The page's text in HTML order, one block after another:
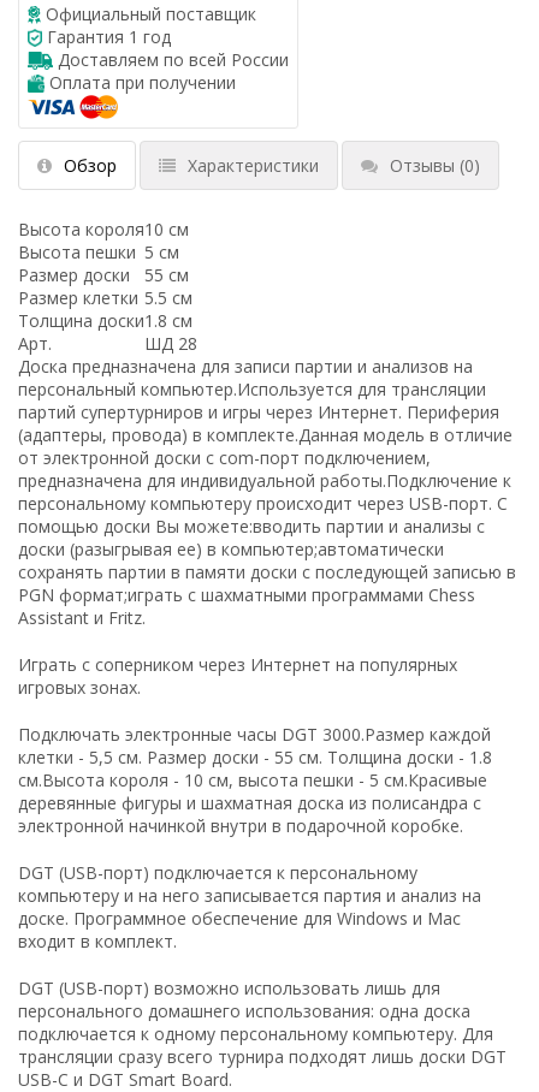
Официальный поставщик
Гарантия 1 год
Доставляем по всей России
Оплата при получении
Обзор Характеристики Отзывы (0)
Высота короля10 см
Высота пешки 5 см
Размер доски
55 см
Размер клетки 5.5 см
Толщина доски1.8 см
Арт.
ШД 28
Доска предназначена для записи партии и анализов на
персональный компьютер.Используется для трансляции
партий супертурниров и игры через Интернет. Периферия
(адаптеры, провода) в комплекте.Данная модель в отличие
от электронной доски с com-порт подключением,
предназначена для индивидуальной работы.Подключение к
персональному компьютеру происходит через USB-порт. С
помощью доски Вы можете:вводить партии и анализы с
доски (разыгрывая ее) в компьютер;автоматически
сохранять партии в памяти доски с последующей записью в
PGN формат;играть с шахматными программами Chess
Assistant и Fritz.
Играть с соперником через Интернет на популярных
игровых зонах.
Подключать электронные часы DGT 3000.Размер каждой
клетки - 5,5 см. Размер доски - 55 см. Толщина доски - 1.8
см.Высота короля - 10 см, высота пешки - 5 см.Красивые
деревянные фигуры и шахматная доска из полисандра с
электронной начинкой внутри в подарочной коробке.
DGT (USB-порт) подключается к персональному
компьютеру и на него записывается партия и анализ на
доске. Программное обеспечение для Windows и Mac
входит в комплект.
DGT (USB-порт) возможно использовать лишь для
персонального домашнего использования: одна доска
подключается к одному персональному компьютеру. Для
трансляции сразу всего турнира подходят лишь доски DGT
USB-C и DGT Smart Board.